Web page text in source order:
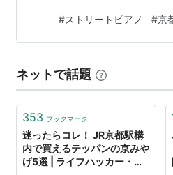
行ってみました！ ストリ
いエスカレーターがある
#ストリートピアノ #京
ネットで話題
353 ブックマーク
迷ったらコレ！ JR京都駅構
内で買えるテッパンの京みや
げ5選 | ライフハッカー・ジ